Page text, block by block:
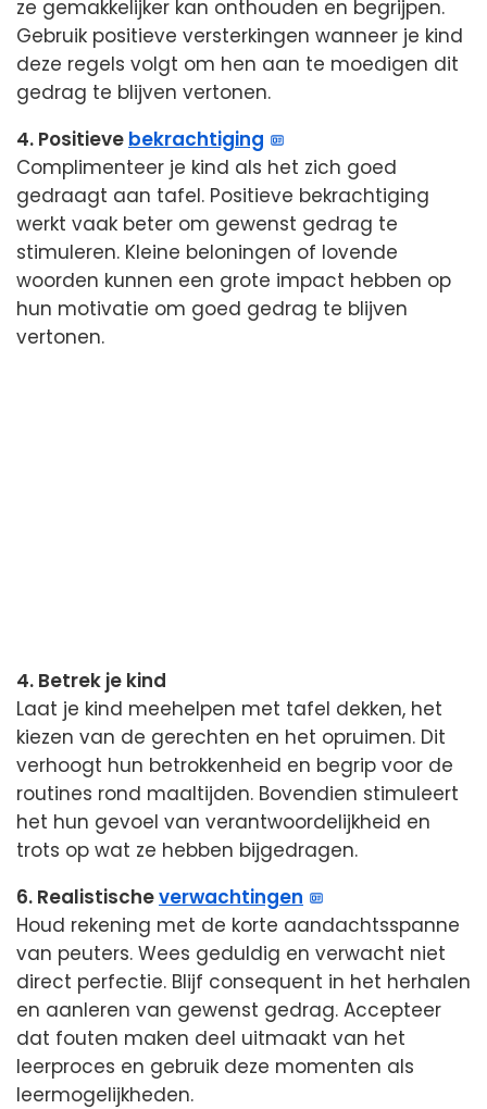
ze gemakkelijker kan onthouden en begrijpen.
Gebruik positieve versterkingen wanneer je kind
deze regels volgt om hen aan te moedigen dit
gedrag te blijven vertonen.
4. Positieve bekrachtiging
Complimenteer je kind als het zich goed
gedraagt aan tafel. Positieve bekrachtiging
werkt vaak beter om gewenst gedrag te
stimuleren. Kleine beloningen of lovende
woorden kunnen een grote impact hebben op
hun motivatie om goed gedrag te blijven
vertonen.
4. Betrek je kind
Laat je kind meehelpen met tafel dekken, het
kiezen van de gerechten en het opruimen. Dit
verhoogt hun betrokkenheid en begrip voor de
routines rond maaltijden. Bovendien stimuleert
het hun gevoel van verantwoordelijkheid en
trots op wat ze hebben bijgedragen.
6. Realistischeverwachtingen
Houd rekening met de korte aandachtsspanne
van peuters. Wees geduldig en verwacht niet
direct perfectie. Blijf consequent in het herhalen
en aanleren van gewenst gedrag. Accepteer
dat fouten maken deel uitmaakt van het
leerproces en gebruik deze momenten als
leermogelijkheden.